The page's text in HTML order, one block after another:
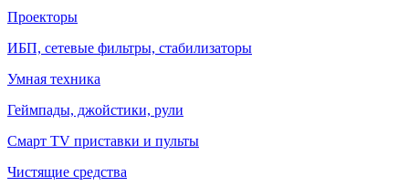
Проекторы
ИБП, сетевые фильтры, стабилизаторы
Умная техника
Геймпады, джойстики, рули
Смарт TV приставки и пульты
Чистящие средства